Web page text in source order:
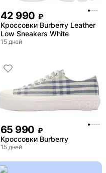
42 990 ₽
Кроссовки Burberry Leather
Low Sneakers White
15 дней
65 990 ₽
Кроссовки Burberry
15 дней